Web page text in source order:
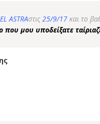
ASTRAστις 25/9/17 και το
που μου υποδείξατε